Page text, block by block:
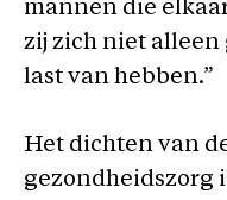
mannen die
zij zich niet alleen
last van hebben.”
Het dichten van
gezondheidszorg